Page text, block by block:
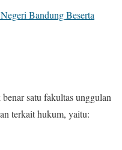
Bandung Beserta
satu fakultas unggulan
terkait hukum, yaitu: